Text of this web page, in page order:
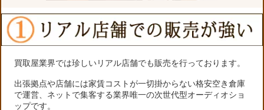
買取屋業界では珍しいリアル店舗でも販売を行っております。
出張拠点や店舗には家賃コストが一切掛からない格安空き倉庫
で運営、ネットで集客する業界唯一の次世代型オーディオショ
ップです。